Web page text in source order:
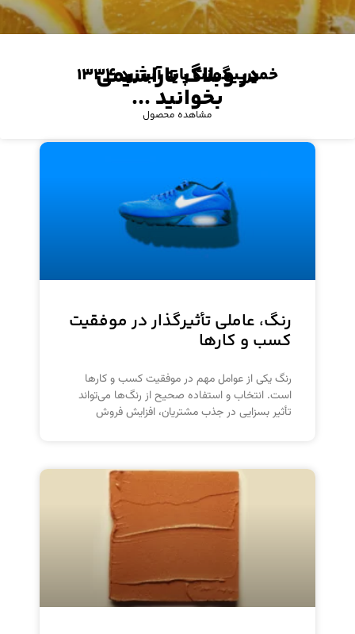
خمیرپیگمنت پایه آب زرد ۱۳۳۴
مشاهده محصول
در وبلاگ تاراشیمی
بخوانید ...
رنگ، عاملی تأثیرگذار در موفقیت
کسب و کارها
رنگ یکی از عوامل مهم در موفقیت کسب و کارها
است. انتخاب و استفاده صحیح از رنگ‌ها می‌تواند
تأثیر بسزایی در جذب مشتریان، افزایش فروش